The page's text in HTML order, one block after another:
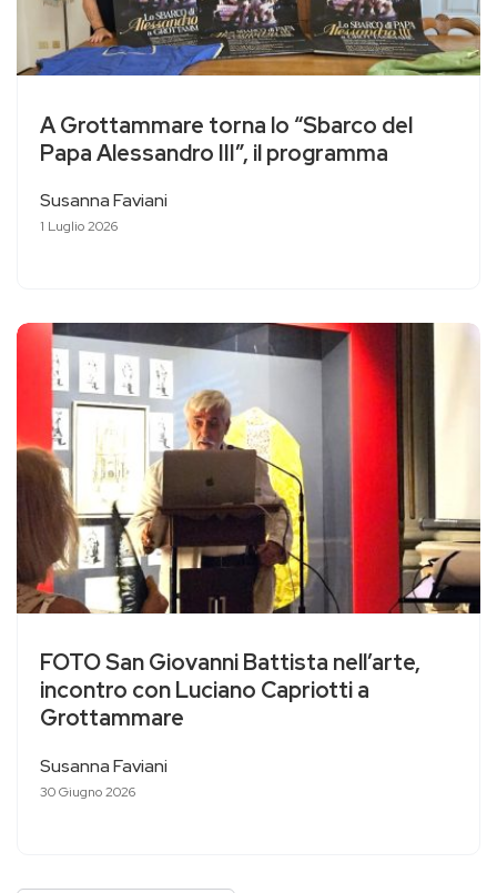
A Grottammare torna lo “Sbarco del
Papa Alessandro III”, il programma
Susanna Faviani
1 Luglio 2026
FOTO San Giovanni Battista nell’arte,
incontro con Luciano Capriotti a
Grottammare
Susanna Faviani
30 Giugno 2026